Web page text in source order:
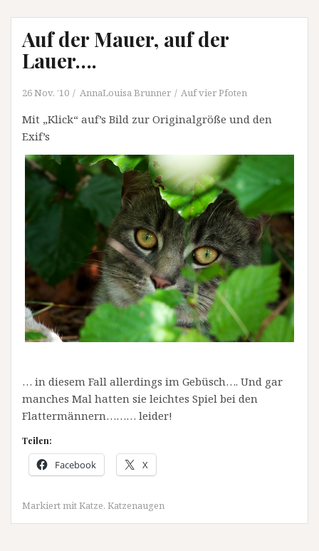
Auf der Mauer, auf der
Lauer….
26 Nov. ’10 AnnaLouisa Brunner Auf vier Pfoten
Mit „Klick“ auf’s Bild zur Originalgröße und den
Exif’s
… in diesem Fall allerdings im Gebüsch…. Und gar
manches Mal hatten sie leichtes Spiel bei den
Flattermännern……… leider!
Teilen:
Facebook X
Markiert mitKatze, Katzenaugen